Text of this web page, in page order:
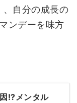
、自分の成長の
ンデーを味方
!?メンタル